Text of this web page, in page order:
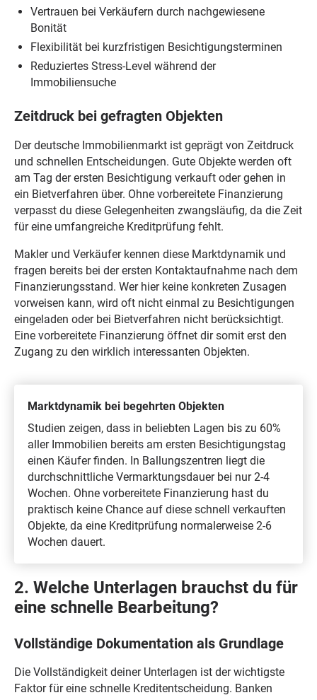
Vertrauen bei Verkäufern durch nachgewiesene
Bonität
Flexibilität bei kurzfristigen Besichtigungsterminen
Reduziertes Stress-Level während der
Immobiliensuche
Zeitdruck bei gefragten Objekten
Der deutsche Immobilienmarkt ist geprägt von Zeitdruck
und schnellen Entscheidungen. Gute Objekte werden oft
am Tag der ersten Besichtigung verkauft oder gehen in
ein Bietverfahren über. Ohne vorbereitete Finanzierung
verpasst du diese Gelegenheiten zwangsläufig, da die Zeit
für eine umfangreiche Kreditprüfung fehlt.
Makler und Verkäufer kennen diese Marktdynamik und
fragen bereits bei der ersten Kontaktaufnahme nach dem
Finanzierungsstand. Wer hier keine konkreten Zusagen
vorweisen kann, wird oft nicht einmal zu Besichtigungen
eingeladen oder bei Bietverfahren nicht berücksichtigt.
Eine vorbereitete Finanzierung öffnet dir somit erst den
Zugang zu den wirklich interessanten Objekten.
Marktdynamik bei begehrten Objekten
Studien zeigen, dass in beliebten Lagen bis zu 60%
aller Immobilien bereits am ersten Besichtigungstag
einen Käufer finden. In Ballungszentren liegt die
durchschnittliche Vermarktungsdauer bei nur 2-4
Wochen. Ohne vorbereitete Finanzierung hast du
praktisch keine Chance auf diese schnell verkauften
Objekte, da eine Kreditprüfung normalerweise 2-6
Wochen dauert.
2. Welche Unterlagen brauchst du für
eine schnelle Bearbeitung?
Vollständige Dokumentation als Grundlage
Die Vollständigkeit deiner Unterlagen ist der wichtigste
Faktor für eine schnelle Kreditentscheidung. Banken